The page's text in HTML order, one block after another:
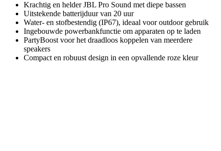
Krachtig en helder JBL Pro Sound met diepe bassen
Uitstekende batterijduur van 20 uur
Water- en stofbestendig (IP67), ideaal voor outdoor gebruik
Ingebouwde powerbankfunctie om apparaten op te laden
PartyBoost voor het draadloos koppelen van meerdere
speakers
Compact en robuust design in een opvallende roze kleur